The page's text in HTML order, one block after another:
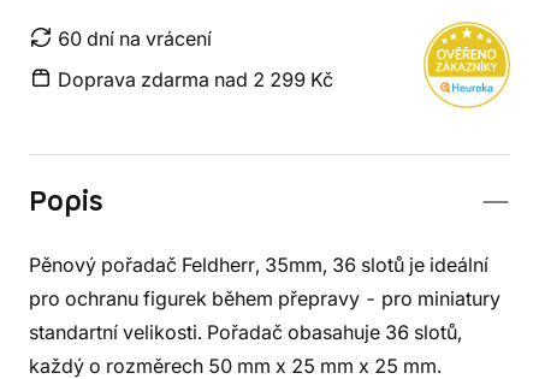
60 dní na vrácení
Doprava zdarma nad 2 299 Kč
Popis
Pěnový pořadač Feldherr, 35mm, 36 slotů je ideální
pro ochranu figurek během přepravy - pro miniatury
standartní velikosti. Pořadač obasahuje 36 slotů,
každý o rozměrech 50 mm x 25 mm x 25 mm.